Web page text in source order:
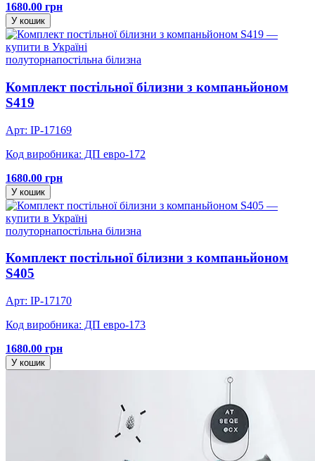
1680.00 грн
У кошик
полуторнапостільна білизна
Комплект постільної білизни з компаньйоном
S419
Арт: IP-17169
Код виробника: ДП евро-172
1680.00 грн
У кошик
полуторнапостільна білизна
Комплект постільної білизни з компаньйоном
S405
Арт: IP-17170
Код виробника: ДП евро-173
1680.00 грн
У кошик